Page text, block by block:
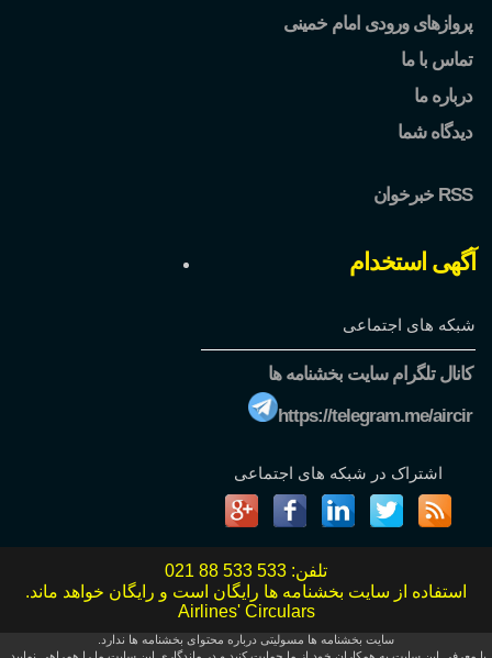
پروازهای ورودی امام خمینی
تماس با ما
درباره ما
دیدگاه شما
خبرخوان RSS
آگهی استخدام
شبکه های اجتماعی
کانال تلگرام سایت بخشنامه ها
https://telegram.me/aircir
اشتراک در شبکه های اجتماعی
تلفن: 021 88 533 533
استفاده از سایت بخشنامه ها رایگان است و رایگان خواهد ماند.
Airlines' Circulars
سایت بخشنامه ها مسولیتی درباره محتوای بخشنامه ها ندارد.